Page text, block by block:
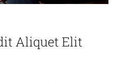
Aliquet Elit